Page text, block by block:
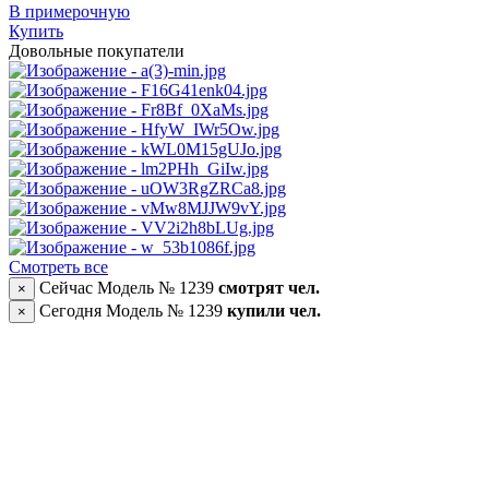
В примерочную
Купить
Довольные покупатели
Смотреть все
× Сейчас Модель № 1239 смотрят чел.
× Сегодня Модель № 1239 купили чел.